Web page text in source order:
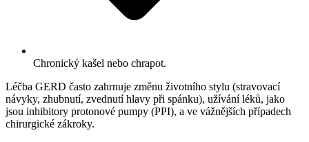
Chronický kašel nebo chrapot.
Léčba GERD často zahrnuje změnu životního stylu (stravovací
návyky, zhubnutí, zvednutí hlavy při spánku), užívání léků, jako
jsou inhibitory protonové pumpy (PPI), a ve vážnějších případech
chirurgické zákroky.